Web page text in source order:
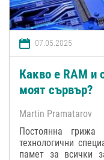
07.05.2025
Какво е RAM и
моят сървър?
Martin Pramatarov
Постоянна
технологични
памет за всички